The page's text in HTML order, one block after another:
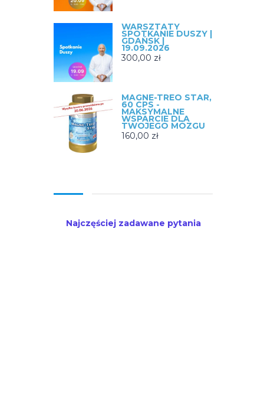
WARSZTATY
SPOTKANIE DUSZY |
GDAŃSK |
19.09.2026
300,00 zł
MAGNE-TREO STAR,
60 CPS -
MAKSYMALNE
WSPARCIE DLA
TWOJEGO MÓZGU
160,00 zł
Najczęściej zadawane pytania